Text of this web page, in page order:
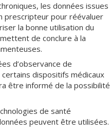
les données issues
prescripteur pour réévaluer
la bonne utilisation du
de conclure à la
d’observance de
dispositifs médicaux
être informé de la possibilité
de santé
peuvent être utilisées.